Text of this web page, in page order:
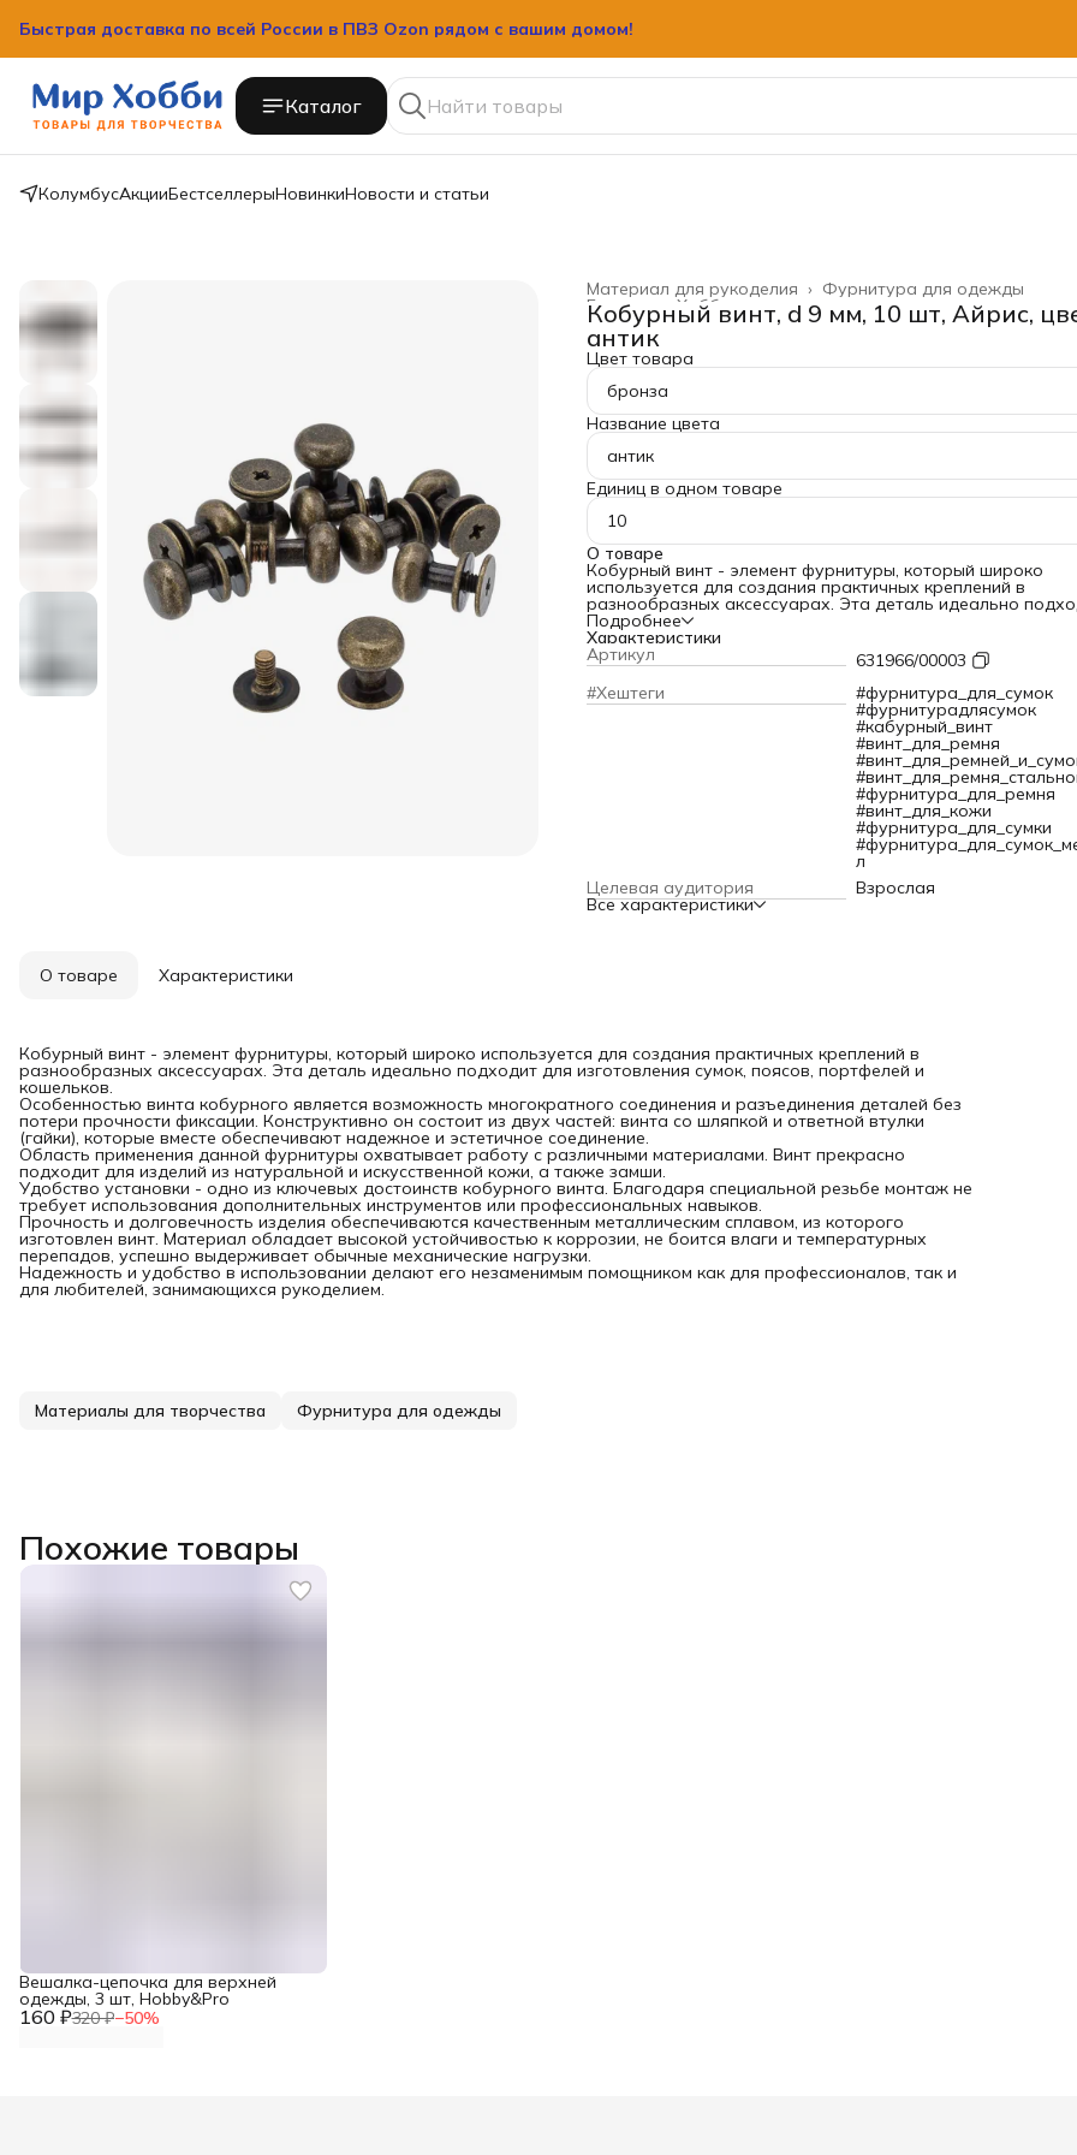
Быстрая доставка по всей России в ПВЗ Ozon рядом с вашим домом!
Быстрая доставка по всей России в ПВЗ Ozon рядом с вашим домом!
Каталог
КолумбусАкцииБестселлерыНовинкиНовости и статьи
Фурнитура для одежды
Материал для рукоделия ›
Хобби и творчество ›
Главная ›
Кобурный винт, d 9 мм, 10 шт, Айрис,
антик
Цвет товара
бронза
Название цвета
антик
Единиц в одном товаре
10
О товаре
Кобурный винт - элемент фурнитуры, который широко
используется для создания практичных креплений в
разнообразных аксессуарах. Эта деталь идеально
для изготовления сумок, поясов, портфелей и кошельков.
Особенностью винта кобурного является возможность
многократного соединения и разъединения деталей без
потери прочности фиксации. Конструктивно он состоит из
двух частей: винта со шляпкой и ответной втулки (гайки),
которые вместе обеспечивают надежное и эстетичное
Область применения данной фурнитуры охватывает
различными материалами. Винт прекрасно подходит для
изделий из натуральной и искусственной кожи, а также
Удобство установки - одно из ключевых достоинств
кобурного винта. Благодаря специальной резьбе монтаж
требует использования дополнительных инструментов или
Прочность и долговечность изделия обеспечиваются
качественным металлическим сплавом, из которого
винт. Материал обладает высокой устойчивостью к
не боится влаги и температурных перепадов, успешно
Подробнее
Характеристики
Артикул
631966/00003
#Хештеги
#фурнитура_для_сумок
#фурнитурадлясумок
#кабурный_винт
#винт_для_ремня
#фурнитура_для_ремня
#винт_для_кожи
#фурнитура_для_сумки
л
Целевая аудитория
Взрослая
Все характеристики
О товаре Характеристики
Кобурный винт - элемент фурнитуры, который широко используется для создания практичных креплений в
разнообразных аксессуарах. Эта деталь идеально подходит для изготовления сумок, поясов, портфелей и
кошельков.
Особенностью винта кобурного является возможность многократного соединения и разъединения деталей без
потери прочности фиксации. Конструктивно он состоит из двух частей: винта со шляпкой и ответной втулки
(гайки), которые вместе обеспечивают надежное и эстетичное соединение.
Область применения данной фурнитуры охватывает работу с различными материалами. Винт прекрасно
подходит для изделий из натуральной и искусственной кожи, а также замши.
Удобство установки - одно из ключевых достоинств кобурного винта. Благодаря специальной резьбе монтаж не
требует использования дополнительных инструментов или профессиональных навыков.
Прочность и долговечность изделия обеспечиваются качественным металлическим сплавом, из которого
изготовлен винт. Материал обладает высокой устойчивостью к коррозии, не боится влаги и температурных
перепадов, успешно выдерживает обычные механические нагрузки.
Надежность и удобство в использовании делают его незаменимым помощником как для профессионалов, так и
для любителей, занимающихся рукоделием.
Материалы для творчества Фурнитура для одежды
Похожие товары
160 ₽320 ₽−50%
Вешалка-цепочка для верхней
одежды, 3 шт, Hobby&Pro